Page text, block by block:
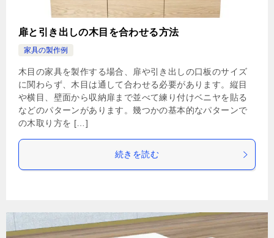
扉と引き出しの木目を合わせる方法
家具の製作例
木目の家具を製作する場合、扉や引き出しの口板のサイズ
に関わらず、木目は通して合わせる必要があります。縦目
や横目、壁面から収納扉まで並べて練り付けベニヤを貼る
などのパターンがあります。幾つかの基本的なパターンで
の木取り方を […]
続きを読む